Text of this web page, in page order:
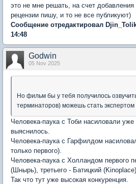
это не мне решать, на счет
рецензии пишу, и то не все публикуют)
Сообщение отредактировал
14:48
Godwin
05 Nov 2025
Но фильм бы у тебя получилось
терминаторов) можешь стать экспертом
Человека-паука с Тоби насиловали уже
выяснилось.
Человека-паука с Гарфилдом
только первого).
Человека-паука с Холландом первого
(Шнырь), третьего - Батицкий
Так что тут уже высокая конкуренция.